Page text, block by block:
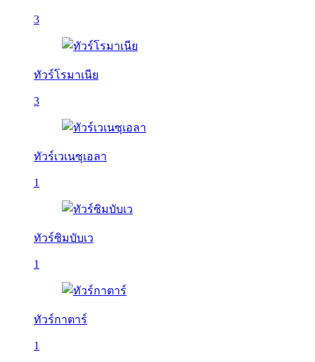
3
ทัวร์โรมาเนีย
3
ทัวร์เวเนซุเอลา
1
ทัวร์ซิมบับเว
1
ทัวร์กาตาร์
1